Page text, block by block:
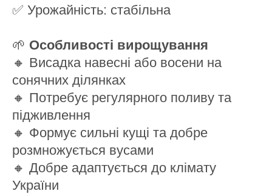
✅ Урожайність: стабільна
🌱 Особливості вирощування
🔸 Висадка навесні або восени на
сонячних ділянках
🔸 Потребує регулярного поливу та
підживлення
🔸 Формує сильні кущі та добре
розмножується вусами
🔸 Добре адаптується до клімату
України